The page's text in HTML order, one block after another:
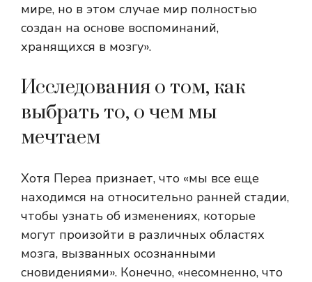
мире, но в этом случае мир полностью
создан на основе воспоминаний,
хранящихся в мозгу».
Исследования о том, как
выбрать то, о чем мы
мечтаем
Хотя Переа признает, что «мы все еще
находимся на относительно ранней стадии,
чтобы узнать об изменениях, которые
могут произойти в различных областях
мозга, вызванных осознанными
сновидениями». Конечно, «несомненно, что